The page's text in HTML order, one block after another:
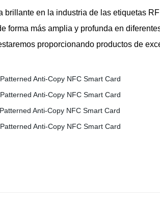
brillante en la industria de las etiquetas
forma más amplia y profunda en
proporcionando productos de